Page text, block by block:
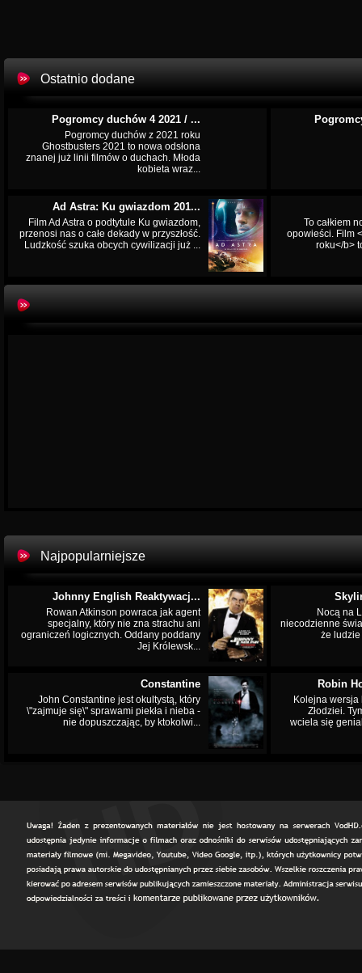
Ostatnio dodane
Pogromcy duchów 4 2021 / ...
Pogromcy duchów z 2021 roku
Ghostbusters 2021 to nowa odsłona
znanej już linii filmów o duchach. Młoda
kobieta wraz...
Ad Astra: Ku gwiazdom 201...
Film Ad Astra o podtytule Ku gwiazdom,
przenosi nas o całe dekady w przyszłość.
Ludzkość szuka obcych cywilizacji już ...
To całkiem
opowieści. Film
roku</b>
Najpopularniejsze
Johnny English Reaktywacj...
Rowan Atkinson powraca jak agent
specjalny, który nie zna strachu ani
ograniczeń logicznych. Oddany poddany
Jej Królewsk...
Nocą na
niecodzienne
że
Constantine
John Constantine jest okultystą, który
\"zajmuje się\" sprawami piekła i nieba -
nie dopuszczając, by ktokolwi...
Robin
Kolejna wersja
Złodziei.
wciela się